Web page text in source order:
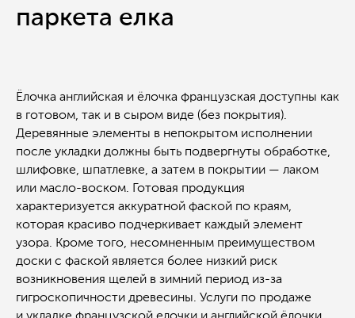
паркета елка
Ёлочка английская и ёлочка французская доступны как
в готовом, так и в сыром виде (без покрытия).
Деревянные элементы в непокрытом исполнении
после укладки должны быть подвергнуты обработке,
шлифовке, шпатлевке, а затем в покрытии — лаком
или масло-воском. Готовая продукция
характеризуется аккуратной фаской по краям,
которая красиво подчеркивает каждый элемент
узора. Кроме того, несомненным преимуществом
доски с фаской является более низкий риск
возникновения щелей в зимний период из-за
гигроскопичности древесины. Услуги по продаже
Не нашли нужный товар,
Консультация бесплатно!
Обратный звонок
Посетить шоурум
Все права защищены.
Контакты Каталог
Паркет